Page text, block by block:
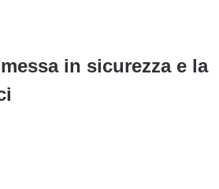
in sicurezza e la